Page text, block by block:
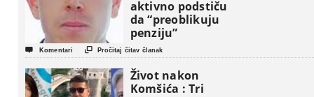
aktivno podstiču
da “preoblikuju
penziju”
 Komentari  Pročitaj čitav članak
Život nakon
Komšića : Tri